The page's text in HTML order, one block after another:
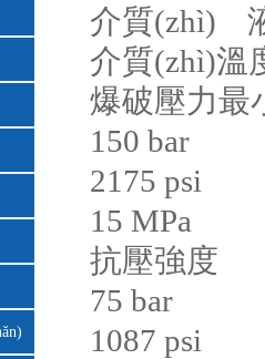
介質(zhì)
介質(zhì)溫
爆破壓力
150 bar
2175 psi
15 MPa
抗壓強度
75 bar
1087 psi